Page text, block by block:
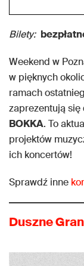
Bilety:
Weekend w
w pięknych
ramach
zaprezentują
BOKKA. To
projektów
ich koncertów!
Sprawdź inne
Duszne